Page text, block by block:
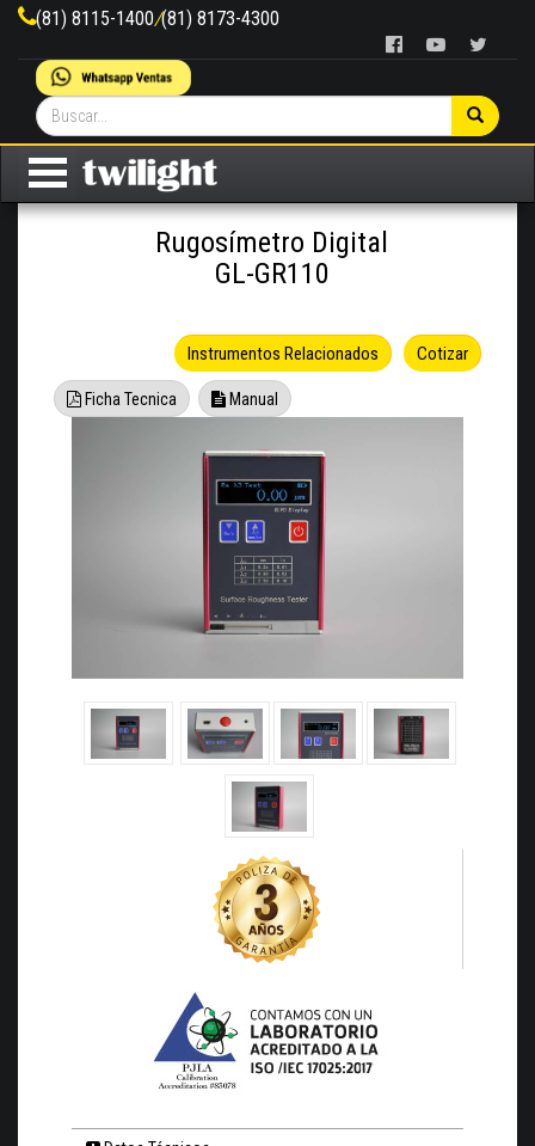
(81) 8115-1400/(81) 8173-4300
Rugosímetro Digital
GL-GR110
Cotizar
Instrumentos Relacionados
Ficha Tecnica Manual